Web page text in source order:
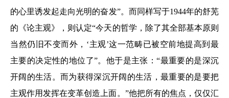
的心里诱发起走向光明的奋发”。而同样写于1944年的舒芜
的《论主观》，则认定“今天的哲学，除了其全部基本原则
当然仍旧不变而外，‘主观’这一范畴已被空前地提高到最
主要的决定性的地位了”。他于是主张：“最重要的是深沉
开阔的生活。而为获得深沉开阔的生活，最重要的是要把
主观作用发挥在变革创造上面。”他把所有的焦点，仅仅汇